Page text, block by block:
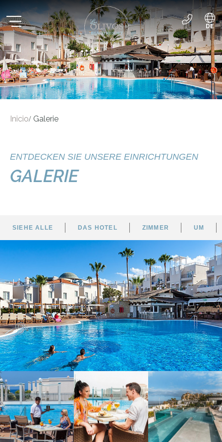
DE
ES
EN
ENTDECKEN SIE UNSERE EINRICHTUNGEN
GALERIE
Inicio/ Galerie
SIEHE ALLE DAS HOTEL ZIMMER UM